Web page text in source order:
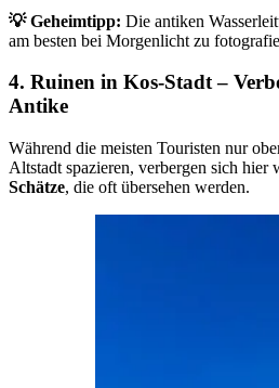
💡 Geheimtipp: Die antiken
am besten bei Morgenlicht zu
4. Ruinen in Kos-Stadt –
Antike
Während die meisten Touristen nur
Altstadt spazieren, verbergen sich hier
Schätze, die oft übersehen werden.